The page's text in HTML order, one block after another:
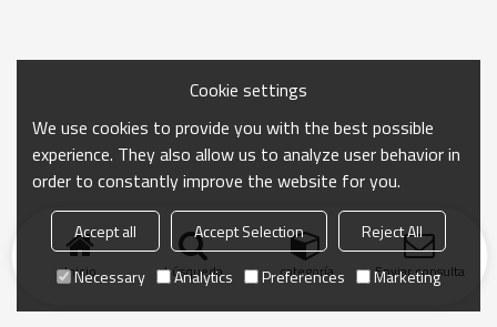
Inicio búsqueda categoría Enviar consulta
Cookie settings
We use cookies to provide you with the best possible
experience. They also allow us to analyze user behavior in
order to constantly improve the website for you.
Accept all Accept Selection
Reject All
Necessary
Analytics Preferences Marketing